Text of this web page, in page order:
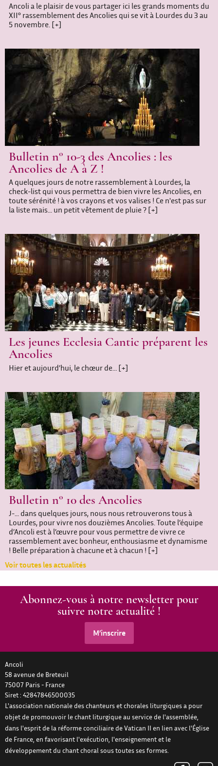
Ancoli a le plaisir de vous partager ici les grands moments du
XII° rassemblement des Ancolies qui se vit à Lourdes du 3 au
5 novembre. [+]
Bulletin n° 10-3 des Ancolies : les
Ancolies de A à Z !
A quelques jours de notre rassemblement à Lourdes, la
check-list qui vous permettra de bien vivre les Ancolies, en
toute sérénité ! à vos crayons et vos valises ! Ce n'est pas sur
la liste mais... un petit vêtement de pluie ? [+]
Les jeunes Ecclesia Cantic préparent les
Ancolies
Hier et aujourd’hui, le chœur de… [+]
Bulletin n° 10 des Ancolies
J-... dans quelques jours, nous nous retrouverons tous à
Lourdes, pour vivre nos douzièmes Ancolies. Toute l’équipe
d’Ancoli est à l’œuvre pour vous permettre de vivre ce
rassemblement avec bonheur, enthousiasme et dynamisme
! Belle préparation à chacune et à chacun ! [+]
Voir toutes les actualités
Abonnez-vous à notre newsletter pour
suivre notre actualité !
M’inscrire
Ancoli
58 avenue de Breteuil
75007 Paris- France
Siret : 42847846500035
L'association nationale des chanteurs et chorales liturgiques a pour
objet de promouvoir le chant liturgique au service de l'assemblée,
dans l'esprit de la réforme conciliaire de Vatican II en lien avec l'Église
de France, en favorisant l'exécution, l'enseignement et le
développement du chant choral sous toutes ses formes.